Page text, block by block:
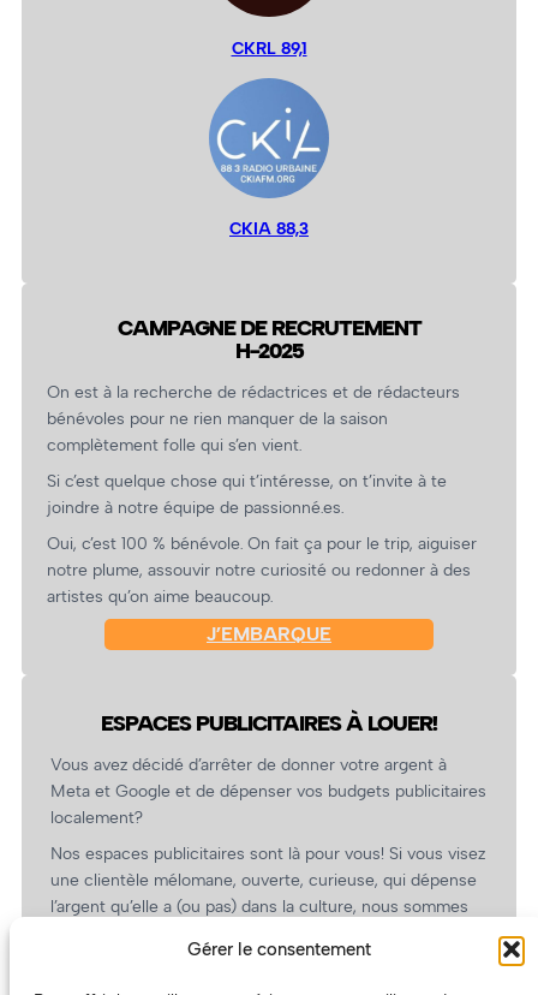
Gérer le consentement
CKRL 89,1
CKIA 88,3
CAMPAGNE DE RECRUTEMENT
H-2025
On est à la recherche de rédactrices et de rédacteurs
bénévoles pour ne rien manquer de la saison
complètement folle qui s’en vient.
Si c’est quelque chose qui t’intéresse, on t’invite à te
joindre à notre équipe de passionné.es.
Oui, c’est 100 % bénévole. On fait ça pour le trip, aiguiser
notre plume, assouvir notre curiosité ou redonner à des
artistes qu’on aime beaucoup.
J’EMBARQUE
ESPACES PUBLICITAIRES À LOUER!
Vous avez décidé d’arrêter de donner votre argent à
Meta et Google et de dépenser vos budgets publicitaires
localement?
Nos espaces publicitaires sont là pour vous! Si vous visez
une clientèle mélomane, ouverte, curieuse, qui dépense
l’argent qu’elle a (ou pas) dans la culture, nous sommes